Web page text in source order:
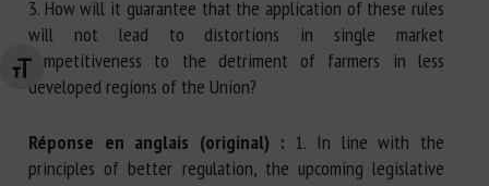
Changer la taille de la police
3. How will it guarantee that the application of these rules
will not lead to distortions in single market
competitiveness to the detriment of farmers in less
developed regions of the Union?
Réponse en anglais (original) : 1. In line with the
principles of better regulation, the upcoming legislative